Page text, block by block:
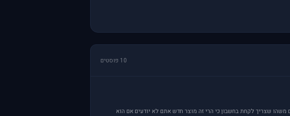
10 פוסטים
שצריך לקחת בחשבון כי הרי זה מוצר חדש אתם לא יודעים אם הוא